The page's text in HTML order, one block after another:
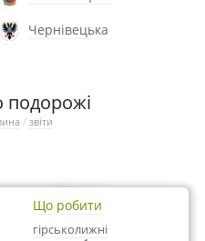
Чернівецька
подорожі
/ звіти
Що робити
гірськолижні